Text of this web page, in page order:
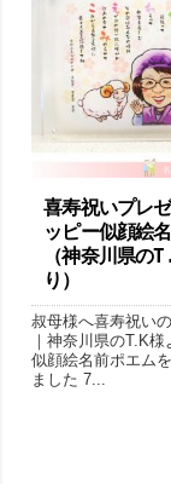
喜寿祝いプレ
ッピー似顔絵
（神奈川県の
り ）
叔母様へ喜寿祝い
｜神奈川県のT.K
似顔絵名前ポエム
ました 7...